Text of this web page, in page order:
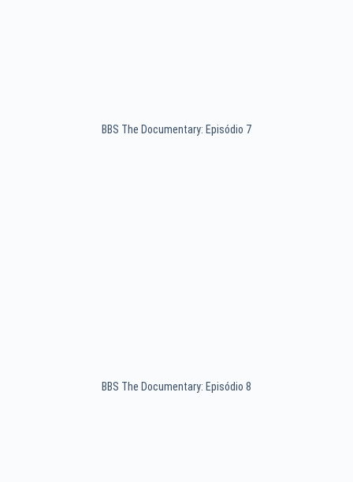
BBS The Documentary: Episódio 7
BBS The Documentary: Episódio 8